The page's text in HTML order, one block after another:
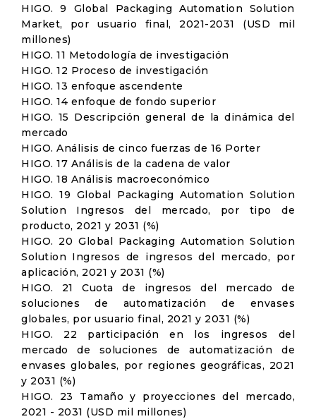
HIGO. 9 Global Packaging Automation Solution
Market, por usuario final, 2021-2031 (USD mil
millones)
HIGO. 11 Metodología de investigación
HIGO. 12 Proceso de investigación
HIGO. 13 enfoque ascendente
HIGO. 14 enfoque de fondo superior
HIGO. 15 Descripción general de la dinámica del
mercado
HIGO. Análisis de cinco fuerzas de 16 Porter
HIGO. 17 Análisis de la cadena de valor
HIGO. 18 Análisis macroeconómico
HIGO. 19 Global Packaging Automation Solution
Solution Ingresos del mercado, por tipo de
producto, 2021 y 2031 (%)
HIGO. 20 Global Packaging Automation Solution
Solution Ingresos de ingresos del mercado, por
aplicación, 2021 y 2031 (%)
HIGO. 21 Cuota de ingresos del mercado de
soluciones de automatización de envases
globales, por usuario final, 2021 y 2031 (%)
HIGO. 22 participación en los ingresos del
mercado de soluciones de automatización de
envases globales, por regiones geográficas, 2021
y 2031 (%)
HIGO. 23 Tamaño y proyecciones del mercado,
2021 - 2031 (USD mil millones)